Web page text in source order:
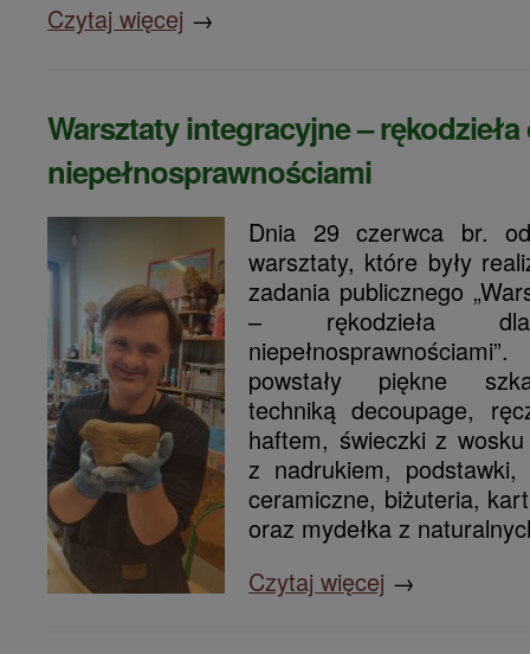
Czytaj więcej →
Warsztaty integracyjne –
niepełnosprawnościami
Dnia 29 czerwca br.
warsztaty, które były
zadania publicznego
– rękodzieła
powstały piękne
techniką decoupage,
haftem, świeczki z
z nadrukiem,
ceramiczne, biżuteria,
oraz mydełka z
Czytaj więcej →